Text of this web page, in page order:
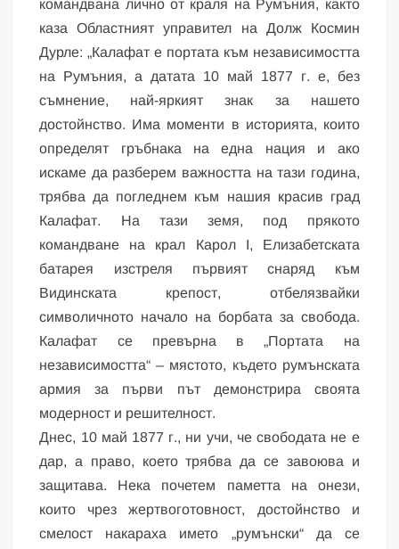
командвана лично от краля на Румъния, както
каза Областният управител на Долж Космин
Дурле: „Калафат е портата към независимостта
на Румъния, а датата 10 май 1877 г. е, без
съмнение, най-яркият знак за нашето
достойнство. Има моменти в историята, които
определят гръбнака на една нация и ако
искаме да разберем важността на тази година,
трябва да погледнем към нашия красив град
Калафат. На тази земя, под прякото
командване на крал Карол I, Елизабетската
батарея изстреля първият снаряд към
Видинската крепост, отбелязвайки
символичното начало на борбата за свобода.
Калафат се превърна в „Портата на
независимостта“ – мястото, където румънската
армия за първи път демонстрира своята
модерност и решителност.
Днес, 10 май 1877 г., ни учи, че свободата не е
дар, а право, което трябва да се завоюва и
защитава. Нека почетем паметта на онези,
които чрез жертвоготовност, достойнство и
смелост накараха името „румънски“ да се